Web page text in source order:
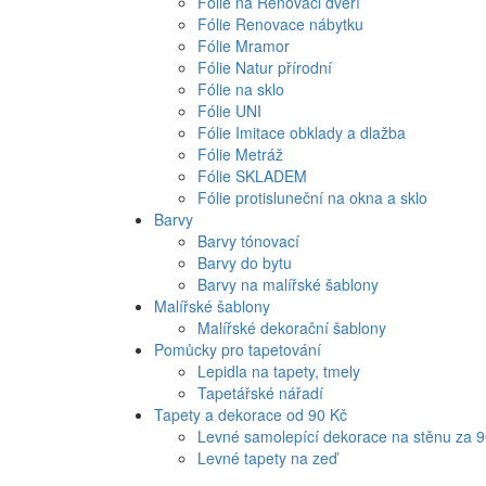
Fólie Renovace nábytku
Fólie Mramor
Fólie Natur přírodní
Fólie na sklo
Fólie UNI
Fólie Imitace obklady a dlažba
Fólie Metráž
Fólie SKLADEM
Fólie protisluneční na okna a sklo
Barvy
Barvy tónovací
Barvy do bytu
Barvy na malířské šablony
Malířské šablony
Malířské dekorační šablony
Pomůcky pro tapetování
Lepidla na tapety, tmely
Tapetářské nářadí
Tapety a dekorace od 90 Kč
Levné samolepící dekorace na stěnu za
Levné tapety na zeď